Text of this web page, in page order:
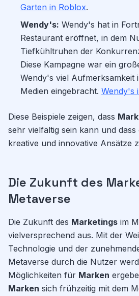
Garten in Roblox.
Wendy's: Wendy's hat in
Restaurant eröffnet, in dem
Tiefkühltruhen der
Diese Kampagne war ein
Wendy's viel Aufmerksamkeit
Medien eingebracht. Wendy's
Diese Beispiele zeigen, dass
sehr vielfältig sein kann und dass
kreative und innovative Ansätze
Die Zukunft des
Metaverse
Die Zukunft des Marketings im
vielversprechend aus. Mit der
Technologie und der
Metaverse durch die Nutzer
Möglichkeiten für Marken
Marken sich frühzeitig mit dem